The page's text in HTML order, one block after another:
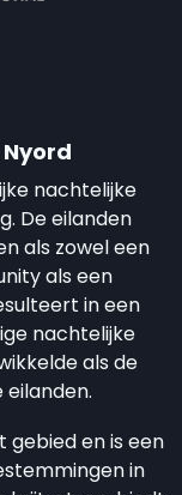
nachtelijke
De eilanden
als zowel een
als een
in een
nachtelijke
als de
en is een
in